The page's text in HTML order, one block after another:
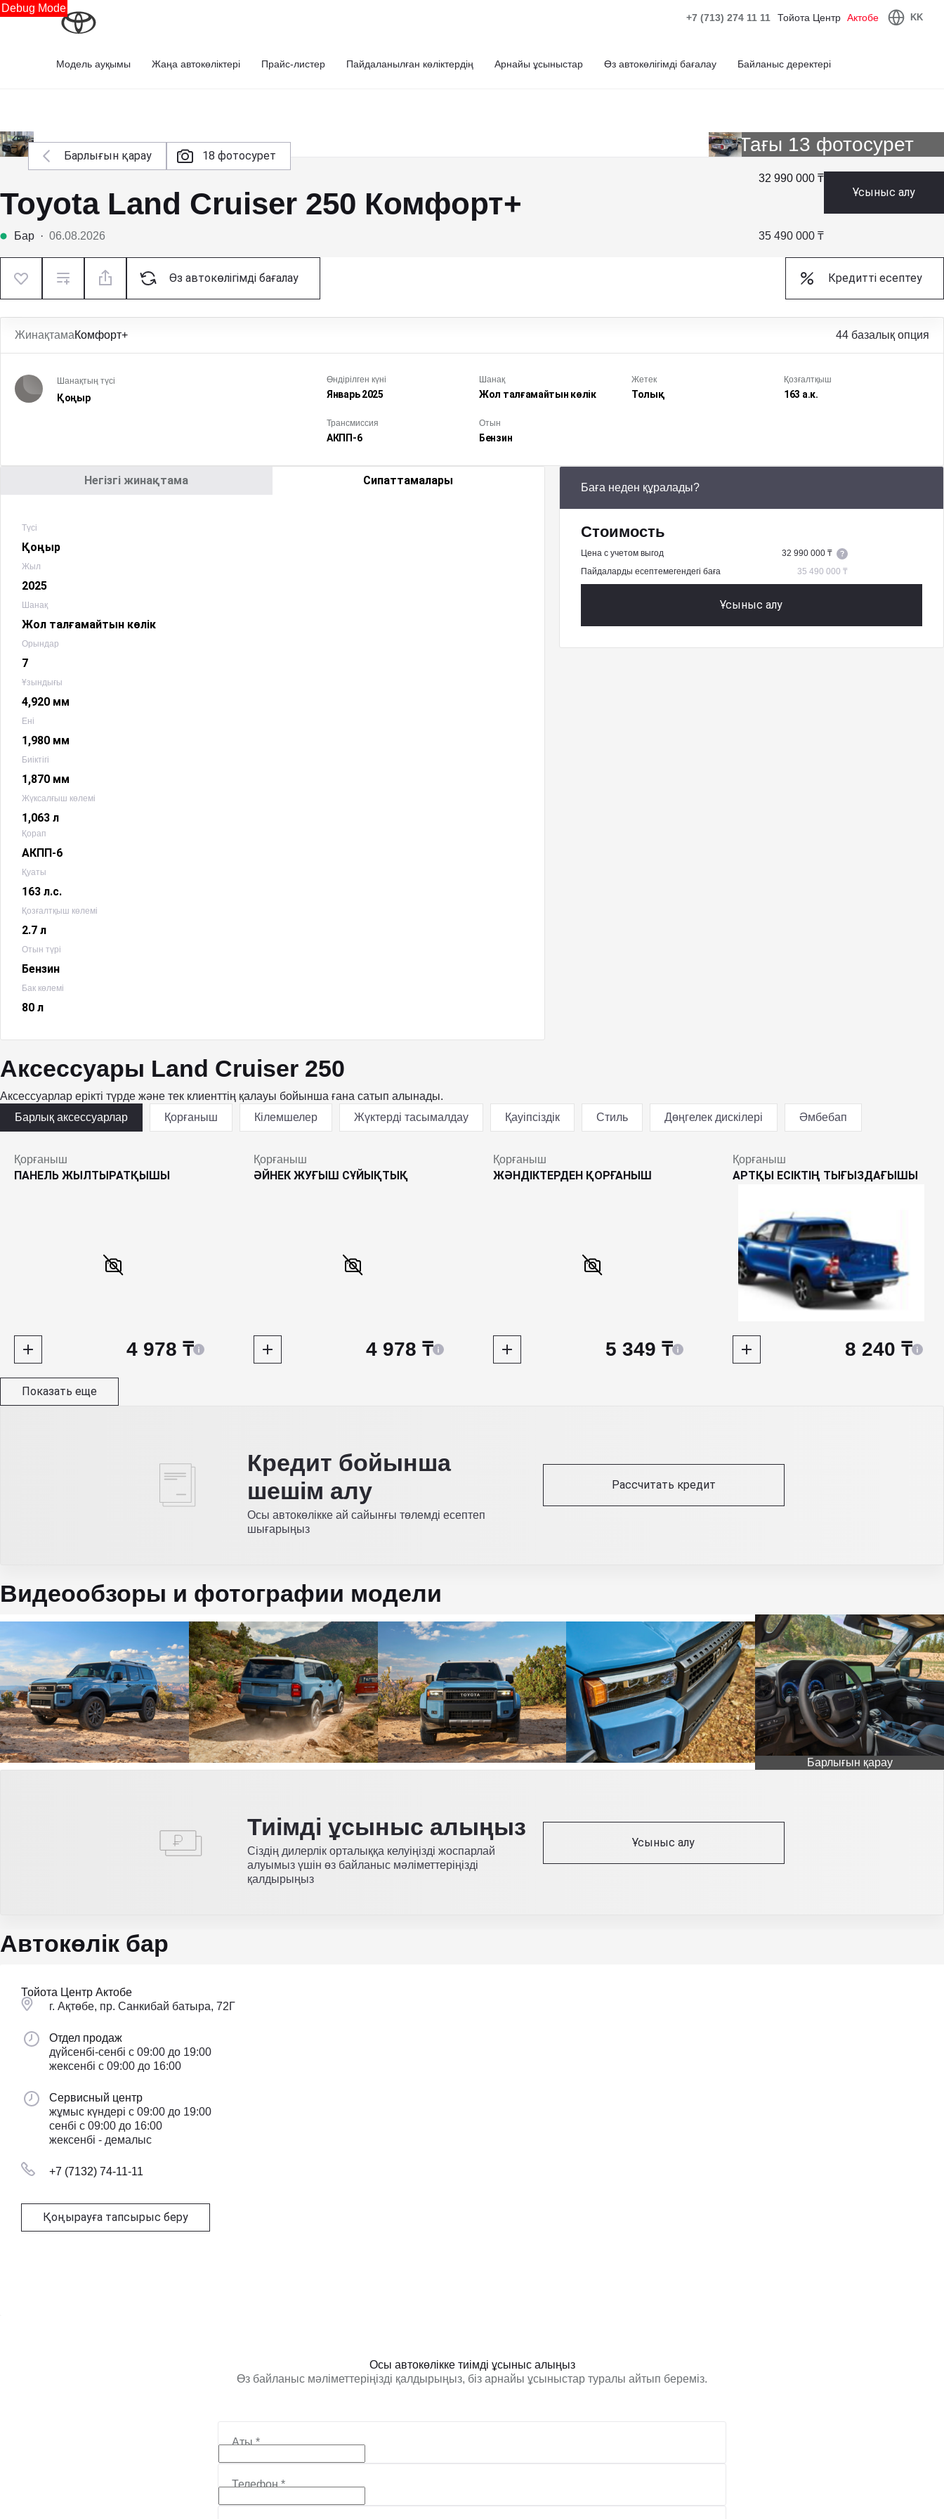
Debug Mode
+7 (713) 274 11 11 Тойота Центр Актобе KK
Модель ауқымы Жаңа автокөліктері Прайс-листер Пайдаланылған көліктердің Арнайы ұсыныстар Өз автокөлігімді бағалау Байланыс деректері
Барлығын қарау 18 фотосурет
Тағы 13 фотосурет
Toyota Land Cruiser 250 Комфорт+
32 990 000 ₸
Бар · 06.08.2026 35 490 000 ₸
Ұсыныс алу
Өз автокөлігімді бағалау Кредитті есептеу
ЖинақтамаКомфорт+ 44 базалық опция
Шанақтың түсі
Қоңыр
Өндірілген күні
Январь2025
Шанақ
Жол талғамайтын көлік
Жетек
Толық
Қозғалтқыш
163 а.к.
Трансмиссия
АКПП-6
Отын
Бензин
Негізгі жинақтама Сипаттамалары
Түсі
Қоңыр
Жыл
2025
Шанақ
Жол талғамайтын көлік
Орындар
7
Ұзындығы
4,920 мм
Ені
1,980 мм
Биіктігі
1,870 мм
Жүксалғыш көлемі
1,063 л
Қорап
АКПП-6
Қуаты
163 л.с.
Қозғалтқыш көлемі
2.7 л
Отын түрі
Бензин
Бак көлемі
80 л
Баға неден құралады?
Стоимость
Цена с учетом выгод
32 990 000 ₸
Пайдаларды есептемегендегі баға
35 490 000 ₸
Ұсыныс алу
Аксессуары Land Cruiser 250
Аксессуарлар ерікті түрде және тек клиенттің қалауы бойынша ғана сатып алынады.
Барлық аксессуарлар
Қорғаныш Кілемшелер Жүктерді тасымалдау Қауіпсіздік Стиль Дөңгелек дискілері Әмбебап
Қорғаныш
ПАНЕЛЬ ЖЫЛТЫРАТҚЫШЫ
4 978 ₸
Қорғаныш
ӘЙНЕК ЖУҒЫШ СҰЙЫҚТЫҚ
4 978 ₸
Қорғаныш
ЖӘНДІКТЕРДЕН ҚОРҒАНЫШ
5 349 ₸
Қорғаныш
АРТҚЫ ЕСІКТІҢ ТЫҒЫЗДАҒЫШЫ
8 240 ₸
Показать еще
Кредит бойынша
шешім алу
Осы автокөлікке ай сайынғы төлемді есептеп
шығарыңыз
Рассчитать кредит
Видеообзоры и фотографии модели
Барлығын қарау
Тиімді ұсыныс алыңыз
Сіздің дилерлік орталыққа келуіңізді жоспарлай
алуымыз үшін өз байланыс мәліметтеріңізді
қалдырыңыз
Ұсыныс алу
Автокөлік бар
Тойота Центр Актобе
г. Ақтөбе, пр. Санкибай батыра, 72Г
Отдел продаж
дүйсенбі-сенбі с 09:00 до 19:00
жексенбі с 09:00 до 16:00
Сервисный центр
жұмыс күндері с 09:00 до 19:00
сенбі с 09:00 до 16:00
жексенбі - демалыс
+7 (7132) 74-11-11
Қоңырауға тапсырыс беру
Осы автокөлікке тиімді ұсыныс алыңыз
Өз байланыс мәліметтеріңізді қалдырыңыз, біз арнайы ұсыныстар туралы айтып береміз.
Аты*
Телефон*